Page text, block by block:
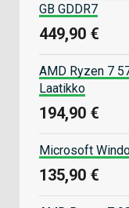
GB GDDR7
449,90 €
AMD Ryzen 7
Laatikko
194,90 €
Microsoft
135,90 €